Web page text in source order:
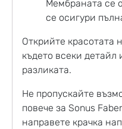
Мембраната се
се осигури
Открийте красотата
където всеки
разликата.
Не пропускайте
повече за Sonus
направете крачка